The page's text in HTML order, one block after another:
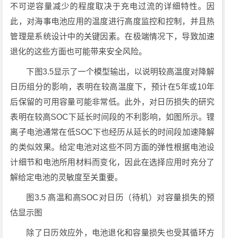
不可逆容量减少的程度取决于充电过流的详细特性。因
此，对海事电池应用的温度进行高度监控和控制，并且热
管理是系统设计中的关键因素。在极端情况下，导致加速
退化的这些方面也可能带来安全风险。
下图3.5显示了一个模型输出，以说明较高温度对降解
日历组分的影响，表明在较高温度下，预计在5年或10年
后保留的可用容量可能非常低。此外，对日历损失的研究
表明在较高SOC下延长时间段的不利影响，如图所示。锂
离子电池通常在低SOC下也经历从延长的时间段加速降解
的类似效果。给定电池对这些不同方面的弹性根据电池设
计细节和电池所用材料而变化，因此在选择应用时充分了
解给定电池的灵敏度至关重要。
图3.5 高温和高SOC对日历（待机）对容量损失的预
估显示图
除了日历效应外，电池退化和容量损失也受其循环方